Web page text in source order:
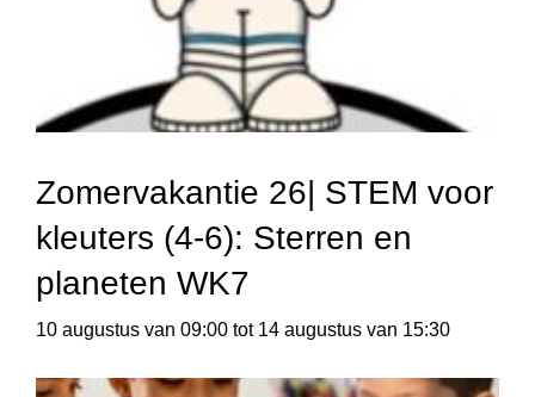
Zomervakantie 26| STEM voor
kleuters (4-6): Sterren en
planeten WK7
10 augustus van 09:00 tot 14 augustus van 15:30